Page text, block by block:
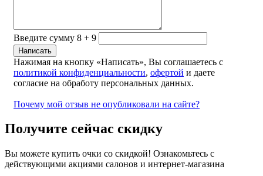
Введите сумму 8 + 9
Нажимая на кнопку «Написать», Вы соглашаетесь с
политикой конфиденциальности, офертой и даете
согласие на обработу персональных данных.
Почему мой отзыв не опубликовали на сайте?
Получите сейчас скидку
Вы можете купить очки со скидкой! Ознакомьтесь с
действующими акциями салонов и интернет-магазина